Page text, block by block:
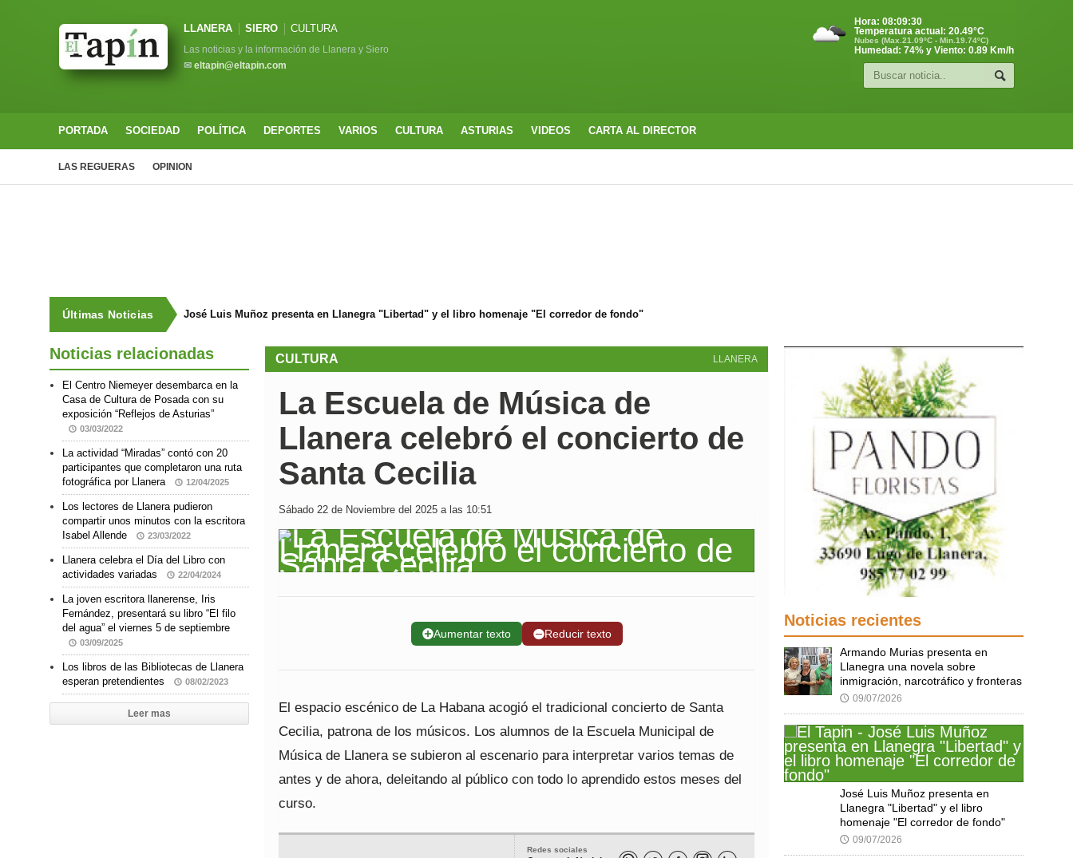
LLANERA SIERO CULTURA
Las noticias y la información de Llanera y Siero
✉ eltapin@eltapin.com
Hora: 08:09:30
Temperatura actual: 20.49°C
Nubes (Max.21.09ºC - Min.19.74ºC)
Humedad: 74% y Viento: 0.89 Km/h
PORTADA SOCIEDAD POLÍTICA DEPORTES VARIOS CULTURA ASTURIAS VIDEOS CARTA AL DIRECTOR
LAS REGUERAS OPINION
Últimas Noticias José Luis Muñoz presenta en Llanegra "Libertad" y el libro homenaje "El corredor de fondo"
LLANERA
CULTURA
La Escuela de Música de
Llanera celebró el concierto de
Santa Cecilia
Sábado 22 de Noviembre del 2025 a las 10:51
➕Aumentar texto ➖Reducir texto
El espacio escénico de La Habana acogió el tradicional concierto de Santa
Cecilia, patrona de los músicos. Los alumnos de la Escuela Municipal de
Música de Llanera se subieron al escenario para interpretar varios temas de
antes y de ahora, deleitando al público con todo lo aprendido estos meses del
curso.
Redes sociales
Noticias relacionadas
El Centro Niemeyer desembarca en la
Casa de Cultura de Posada con su
exposición “Reflejos de Asturias”
03/03/2022
La actividad “Miradas” contó con 20
participantes que completaron una ruta
fotográfica por Llanera
12/04/2025
Los lectores de Llanera pudieron
compartir unos minutos con la escritora
Isabel Allende
23/03/2022
Llanera celebra el Día del Libro con
actividades variadas
22/04/2024
La joven escritora llanerense, Iris
Fernández, presentará su libro “El filo
del agua” el viernes 5 de septiembre
03/09/2025
Los libros de las Bibliotecas de Llanera
esperan pretendientes
08/02/2023
Leer mas
Noticias recientes
Armando Murias presenta en
Llanegra una novela sobre
inmigración, narcotráfico y fronteras
🕔 09/07/2026
José Luis Muñoz presenta en
Llanegra "Libertad" y el libro
homenaje "El corredor de fondo"
🕔 09/07/2026